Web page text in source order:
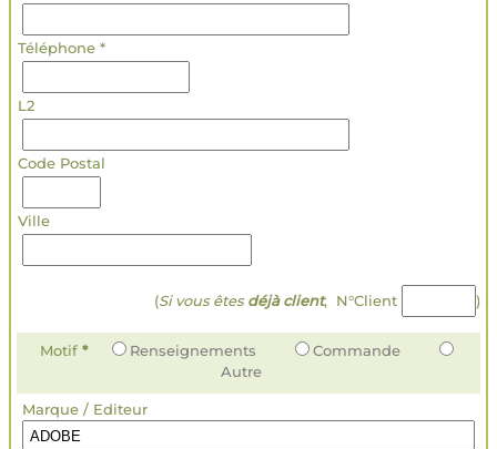
Téléphone *
L2
Code Postal
Ville
(Si vous êtesdéjà client, N°Client )
Motif * Renseignements
Commande
Autre
Marque / Editeur